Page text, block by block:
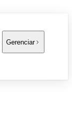
Gerenciar